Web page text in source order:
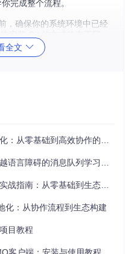
完成整个流程。
，确保你的系统环境中已经
sudo apt-get install gi
系统中则可以从 Git 官网下
入项目根目录
工具为了更好地查看和编辑
帮助你实时预览文档效果，
全文
础到高效协作的一站式解决方案
言障碍的消息队列学习指南
：从零基础到生态应用完全攻略
化：从协作流程到生态构建
目教程